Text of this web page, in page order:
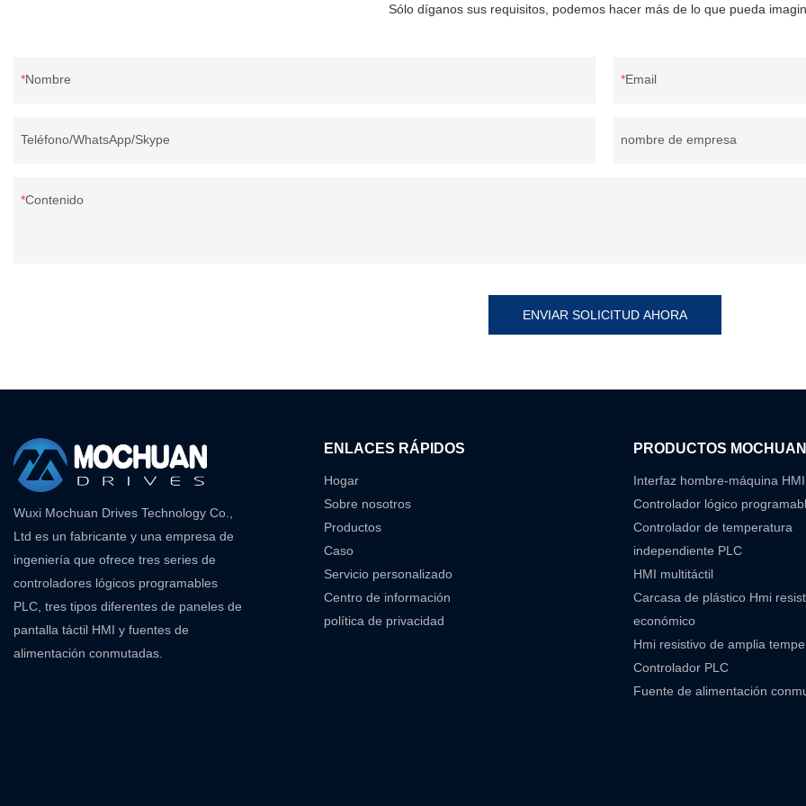
Sólo díganos sus requisitos, podemos hacer más de lo que pueda
Nombre Email
Teléfono/WhatsApp/Skype nombre de empresa
Contenido
ENVIAR SOLICITUD AHORA
Wuxi Mochuan Drives Technology Co.,
Ltd es un fabricante y una empresa de
ingeniería que ofrece tres series de
controladores lógicos programables
PLC, tres tipos diferentes de paneles de
pantalla táctil HMI y fuentes de
alimentación conmutadas.
ENLACES RÁPIDOS
Hogar
Sobre nosotros
Productos
Caso
Servicio personalizado
Centro de información
política de privacidad
PRODUCTOS
Interfaz hombre-máquina HMI
Controlador lógico
Controlador de temperatura
independiente PLC
HMI multitáctil
Carcasa de plástico Hmi
económico
Hmi resistivo de amplia
Controlador PLC
Fuente de alimentación